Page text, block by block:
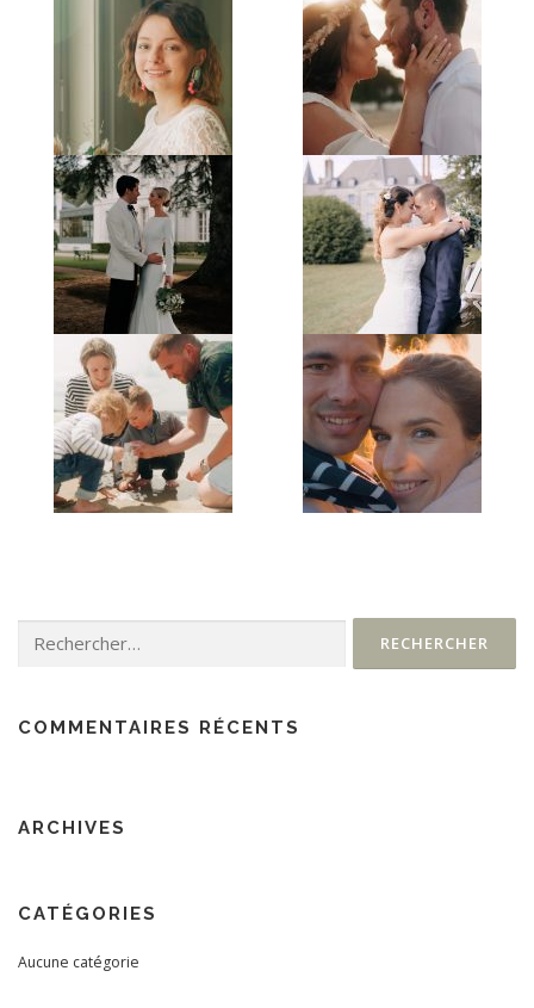
COMMENTAIRES RÉCENTS
ARCHIVES
CATÉGORIES
Aucune catégorie